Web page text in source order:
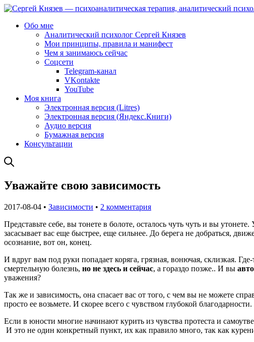
Обо мне
Аналитический психолог Сергей Князев
Мои принципы, правила и манифест
Чем я занимаюсь сейчас
Соцсети
Telegram-канал
VKontakte
YouTube
Моя книга
Электронная версия (Litres)
Электронная версия (Яндекс.Книги)
Аудио версия
Бумажная версия
Консультации
Уважайте свою зависимость
2017-08-04 • Зависимости • 2 комментария
Представьте себе, вы тонете в болоте, осталось чуть чуть и вы
засасывает вас еще быстрее, еще сильнее. До берега не добраться,
осознание, вот он, конец.
И вдруг вам под руки попадает коряга, грязная, вонючая, склизкая.
смертельную болезнь, но не здесь и сейчас, а гораздо позже.. И вы
уважения?
Так же и зависимость, она спасает вас от того, с чем вы не можете
просто ее возьмете. И скорее всего с чувством глубокой благодарности.
Если в юности многие начинают курить из чувства протеста и
И это не один конкретный пункт, их как правило много, так как